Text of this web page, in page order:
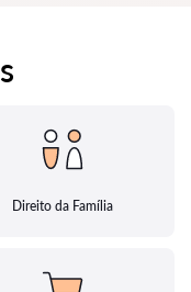
Direito da Família